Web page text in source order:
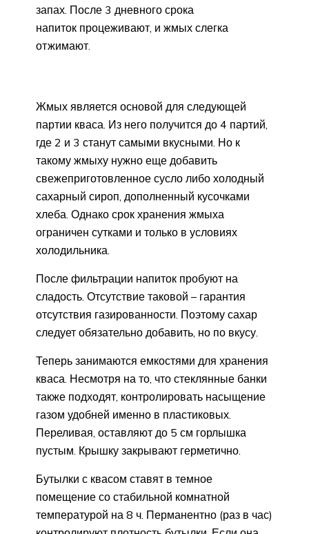
запах. После 3 дневного срока
напиток процеживают, и жмых слегка
отжимают.
Жмых является основой для следующей
партии кваса. Из него получится до 4 партий,
где 2 и 3 станут самыми вкусными. Но к
такому жмыху нужно еще добавить
свежеприготовленное сусло либо холодный
сахарный сироп, дополненный кусочками
хлеба. Однако срок хранения жмыха
ограничен сутками и только в условиях
холодильника.
После фильтрации напиток пробуют на
сладость. Отсутствие таковой – гарантия
отсутствия газированности. Поэтому сахар
следует обязательно добавить, но по вкусу.
Теперь занимаются емкостями для хранения
кваса. Несмотря на то, что стеклянные банки
также подходят, контролировать насыщение
газом удобней именно в пластиковых.
Переливая, оставляют до 5 см горлышка
пустым. Крышку закрывают герметично.
Бутылки с квасом ставят в темное
помещение со стабильной комнатной
температурой на 8 ч. Перманентно (раз в час)